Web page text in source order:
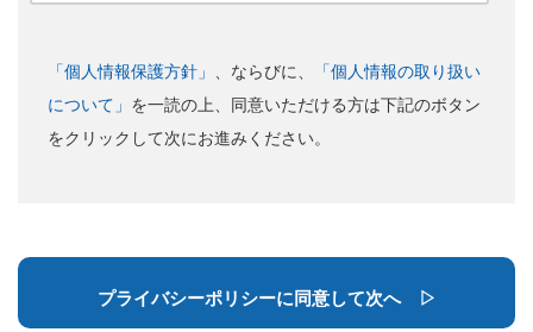
「個人情報保護方針」 、ならびに、
「個人情報の取り扱い
について」 を一読の上、同意いただける方は下記のボタン
をクリックして次にお進みください。